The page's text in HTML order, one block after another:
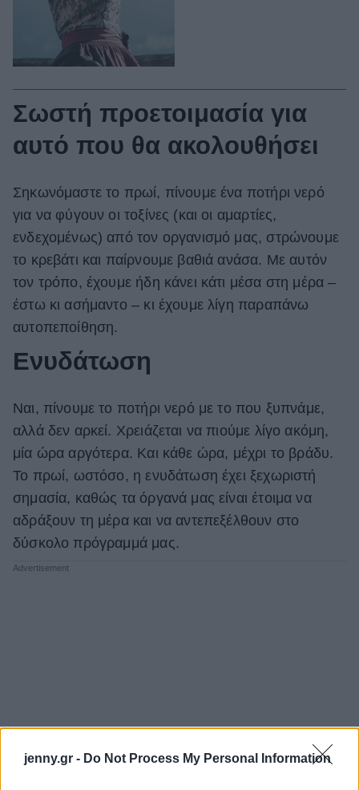
jenny.gr - Do Not Process My Personal Information
Σωστή προετοιμασία για
αυτό που θα ακολουθήσει
Σηκωνόμαστε το πρωί, πίνουμε ένα ποτήρι νερό
για να φύγουν οι τοξίνες (και οι αμαρτίες,
ενδεχομένως) από τον οργανισμό μας, στρώνουμε
το κρεβάτι και παίρνουμε βαθιά ανάσα. Με αυτόν
τον τρόπο, έχουμε ήδη κάνει κάτι μέσα στη μέρα –
έστω κι ασήμαντο – κι έχουμε λίγη παραπάνω
αυτοπεποίθηση.
Ενυδάτωση
Ναι, πίνουμε το ποτήρι νερό με το που ξυπνάμε,
αλλά δεν αρκεί. Χρειάζεται να πιούμε λίγο ακόμη,
μία ώρα αργότερα. Και κάθε ώρα, μέχρι το βράδυ.
Το πρωί, ωστόσο, η ενυδάτωση έχει ξεχωριστή
σημασία, καθώς τα όργανά μας είναι έτοιμα να
αδράξουν τη μέρα και να αντεπεξέλθουν στο
δύσκολο πρόγραμμά μας.